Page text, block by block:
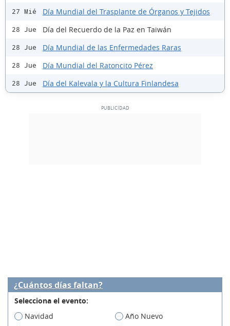
27 Mié Día Mundial del Trasplante de Órganos y Tejidos
28 Jue Día del Recuerdo de la Paz en Taiwán
28 Jue Día Mundial de las Enfermedades Raras
28 Jue Día Mundial del Ratoncito Pérez
28 Jue Día del Kalevala y la Cultura Finlandesa
¿Cuántos días faltan?
Selecciona el evento:
Navidad
Año Nuevo